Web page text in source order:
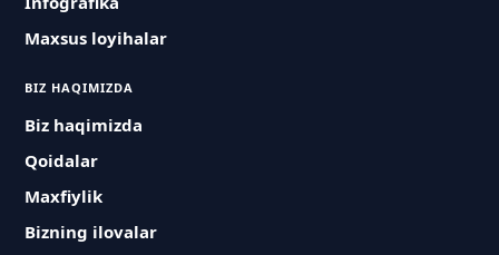
Maxsus loyihalar
BIZ HAQIMIZDA
Biz haqimizda
Qoidalar
Maxfiylik
Bizning ilovalar